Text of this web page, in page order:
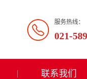
服务热线：
021-
联系我们